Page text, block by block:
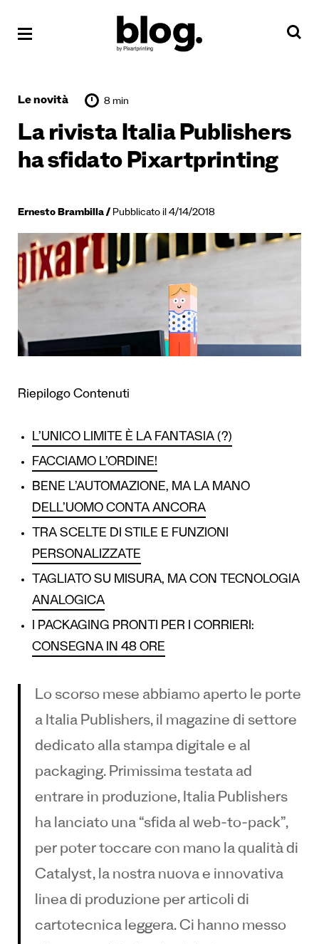
Le novità 8 min
La rivista Italia Publishers
ha sfidato Pixartprinting
Ernesto Brambilla Pubblicato il 4/14/2018
Riepilogo Contenuti
L’UNICO LIMITE È LA FANTASIA (?)
FACCIAMO L’ORDINE!
BENE L’AUTOMAZIONE, MA LA MANO
DELL’UOMO CONTA ANCORA
TRA SCELTE DI STILE E FUNZIONI
PERSONALIZZATE
TAGLIATO SU MISURA, MA CON TECNOLOGIA
ANALOGICA
I PACKAGING PRONTI PER I CORRIERI:
CONSEGNA IN 48 ORE
Lo scorso mese abbiamo aperto le porte
a Italia Publishers, il magazine di settore
dedicato alla stampa digitale e al
packaging. Primissima testata ad
entrare in produzione, Italia Publishers
ha lanciato una “sfida al web-to-pack”,
per poter toccare con mano la qualità di
Catalyst, la nostra nuova e innovativa
linea di produzione per articoli di
cartotecnica leggera. Ci hanno messo